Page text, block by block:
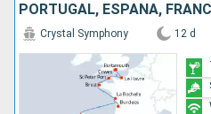
Crystal Symphony 12 d